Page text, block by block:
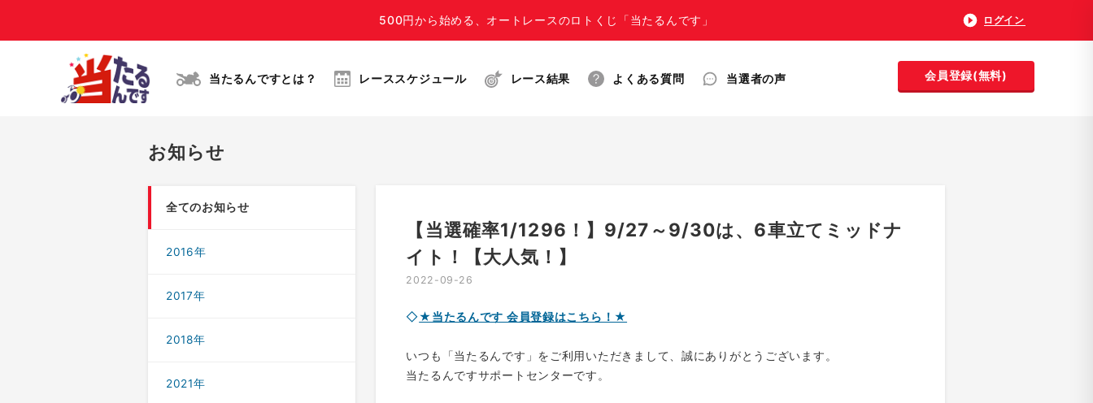
500円から始める、オートレースのロトくじ「当たるんです」 ログイン
当たるんですとは？ レーススケジュール レース結果 よくある質問 当選者の声 会員登録(無料)
お知らせ
【当選確率1/1296！】9/27～9/30は、6車立てミッドナ
イト！【大人気！】
2022-09-26
◇★当たるんです 会員登録はこちら！★
いつも「当たるんです」をご利用いただきまして、誠にありがとうございます。
当たるんですサポートセンターです。
全てのお知らせ
2016年
2017年
2018年
2021年